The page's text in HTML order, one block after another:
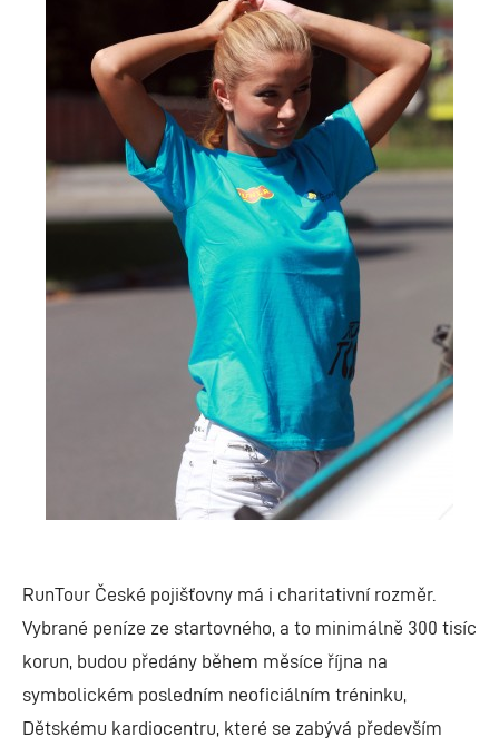
RunTour České pojišťovny má i charitativní rozměr.
Vybrané peníze ze startovného, a to minimálně 300 tisíc
korun, budou předány během měsíce října na
symbolickém posledním neoficiálním tréninku,
Dětskému kardiocentru, které se zabývá především